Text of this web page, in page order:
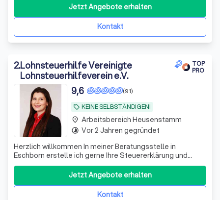
Kontakt
Jetzt Angebote erhalten
2.Lohnsteuerhilfe Vereinigte
Lohnsteuerhilfeverein e.V.
TOP
PRO
local_offer KEINE SELBSTÄNDIGEN!
(91)
9,6
Herzlich willkommen In meiner Beratungsstelle in
Eschborn erstelle ich gerne Ihre Steuererklärung und
berate Sie zu sämtlichen Einkommensteuerfragen nach §
4 Nr. 11 StBerG. Mit einer individuellen Beratung lassen sich
alle Möglichkeiten ausschöpfen, damit Sie das optimale
Steuerergebnis erhalten. WKontakt
Jetzt Angebote erhalten
place Arbeitsbereich Heusenstamm
timelapse Vor 2 Jahren gegründet